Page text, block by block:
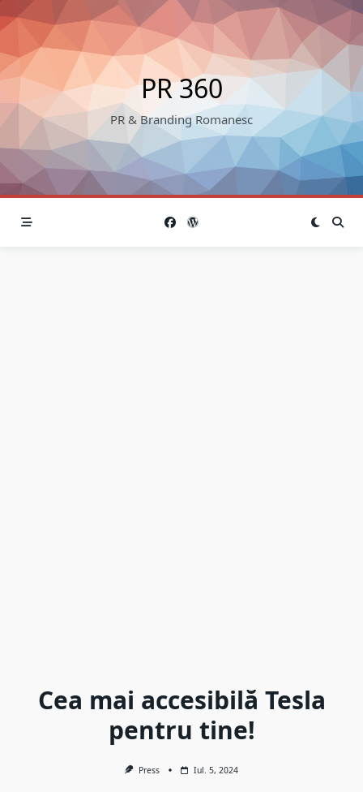
Skip
to
content
PR 360
PR & Branding Romanesc
Cea mai accesibilă Tesla
pentru tine!
Press Iul. 5, 2024